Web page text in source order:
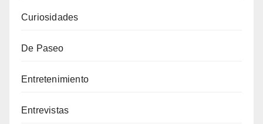
Curiosidades
De Paseo
Entretenimiento
Entrevistas